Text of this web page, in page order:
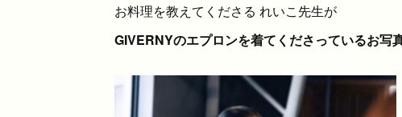
お料理を教えてくださる れいこ先生が
GIVERNYのエプロンを着てくださっているお写